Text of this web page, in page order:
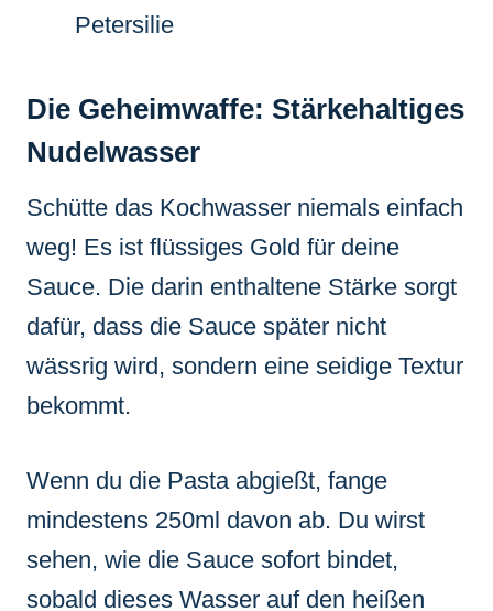
Petersilie
Die Geheimwaffe: Stärkehaltiges
Nudelwasser
Schütte das Kochwasser niemals einfach
weg! Es ist flüssiges Gold für deine
Sauce. Die darin enthaltene Stärke sorgt
dafür, dass die Sauce später nicht
wässrig wird, sondern eine seidige Textur
bekommt.
Wenn du die Pasta abgießt, fange
mindestens 250ml davon ab. Du wirst
sehen, wie die Sauce sofort bindet,
sobald dieses Wasser auf den heißen